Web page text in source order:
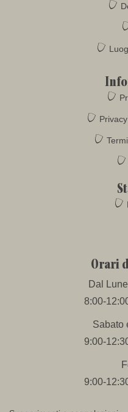
Orari
Dal
8:00-
Sabato
9:00-
9:00-